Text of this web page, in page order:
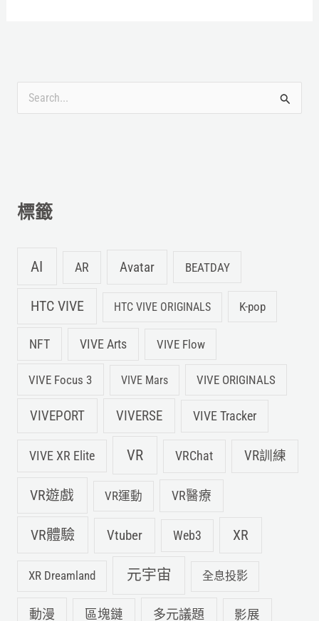
:標籤
AI AR Avatar BEATDAY
HTC VIVE HTC VIVE ORIGINALS K-pop
NFT VIVE Arts VIVE Flow
VIVE Focus 3 VIVE Mars VIVE ORIGINALS
VIVEPORT VIVERSE VIVE Tracker
VIVE XR Elite VR VRChat VR訓練
VR遊戲 VR運動 VR醫療
VR體驗 Vtuber Web3 XR
XR Dreamland 元宇宙 全息投影
動漫 區塊鏈 多元議題 影展